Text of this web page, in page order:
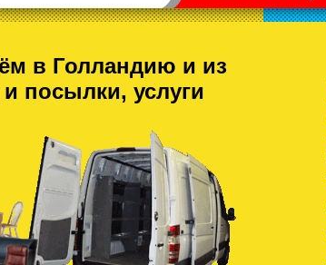
в Голландию и из
посылки, услуги